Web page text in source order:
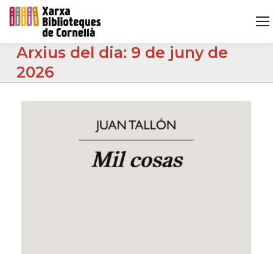
Arxius del dia: 9 de juny de
2026